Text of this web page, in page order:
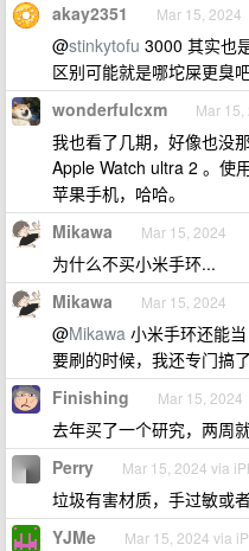
akay2351 Mar 15, 2024
@stinkytofu 3000 其实也
区别可能就是哪坨屎更臭
wonderfulcxm Mar
我也看了几期，好像也没
Apple Watch ultra 2 。使
苹果手机，哈哈。
Mikawa Mar 15, 2024
为什么不买小米手环...
Mikawa Mar 15, 2024
@Mikawa 小米手环还能
要刷的时候，我还专门搞
Finishing Mar 15, 2024
去年买了一个研究，两周
Perry Mar 15, 2024 via
垃圾有害材质，手过敏或
YJMe Mar 15, 2024 via